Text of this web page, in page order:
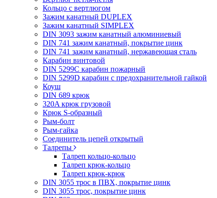
Кольцо с вертлюгом
Зажим канатный DUPLEX
Зажим канатный SIMPLEX
DIN 3093 зажим канатный алюминиевый
DIN 741 зажим канатный, покрытие цинк
DIN 741 зажим канатный, нержавеющая сталь
Карабин винтовой
DIN 5299C карабин пожарный
DIN 5299D карабин с предохранительной гайкой
Коуш
DIN 689 крюк
320A крюк грузовой
Крюк S-образный
Рым-болт
Рым-гайка
Соединитель цепей открытый
Талрепы
Талреп кольцо-кольцо
Талреп крюк-кольцо
Талреп крюк-крюк
DIN 3055 трос в ПВХ, покрытие цинк
DIN 3055 трос, покрытие цинк